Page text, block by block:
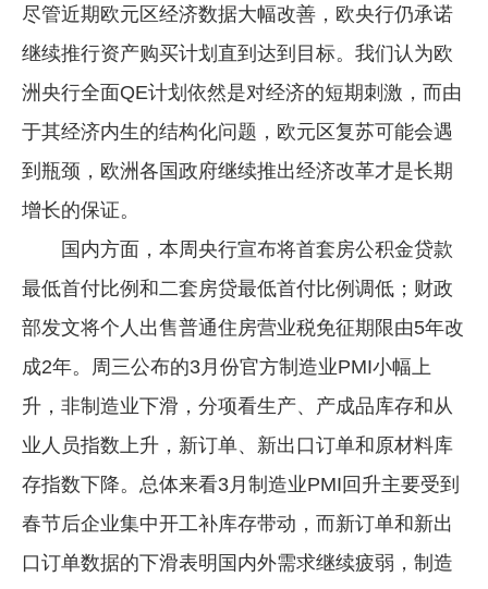
尽管近期欧元区经济数据大幅改善，欧央行仍承诺
继续推行资产购买计划直到达到目标。我们认为欧
洲央行全面QE计划依然是对经济的短期刺激，而由
于其经济内生的结构化问题，欧元区复苏可能会遇
到瓶颈，欧洲各国政府继续推出经济改革才是长期
增长的保证。
国内方面，本周央行宣布将首套房公积金贷款
最低首付比例和二套房贷最低首付比例调低；财政
部发文将个人出售普通住房营业税免征期限由5年改
成2年。周三公布的3月份官方制造业PMI小幅上
升，非制造业下滑，分项看生产、产成品库存和从
业人员指数上升，新订单、新出口订单和原材料库
存指数下降。总体来看3月制造业PMI回升主要受到
春节后企业集中开工补库存带动，而新订单和新出
口订单数据的下滑表明国内外需求继续疲弱，制造